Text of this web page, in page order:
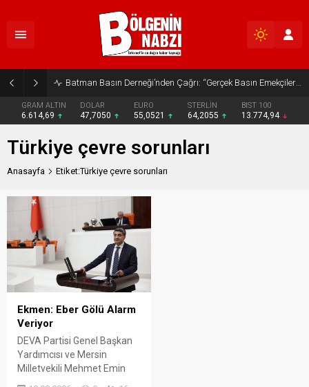
Batman Basın Derneği’nden Çağrı: “Gerçek Basın Emekçileri Desteklenmeli”
GRAM ALTIN
6.614,69
DOLAR
47,7050
EURO
55,0521
STERLİN
64,2055
BIST 100
13.774,94
Türkiye çevre sorunları
Anasayfa Etiket:Türkiye çevre sorunları
Ekmen: Eber Gölü Alarm
Veriyor
DEVA Partisi Genel Başkan
Yardımcısı ve Mersin
Milletvekili Mehmet Emin
Ekmen, Türkiye Büyük Millet